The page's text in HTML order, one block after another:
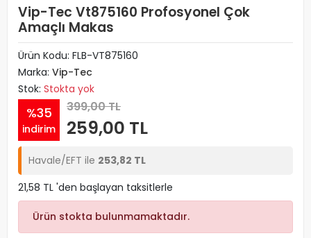
Vip-Tec Vt875160 Profosyonel Çok
Amaçlı Makas
Ürün Kodu: FLB-VT875160
Marka: Vip-Tec
Stok: Stokta yok
%35
indirim
399,00 TL
259,00 TL
Havale/EFT ile 253,82 TL
21,58 TL 'den başlayan taksitlerle
Ürün stokta bulunmamaktadır.